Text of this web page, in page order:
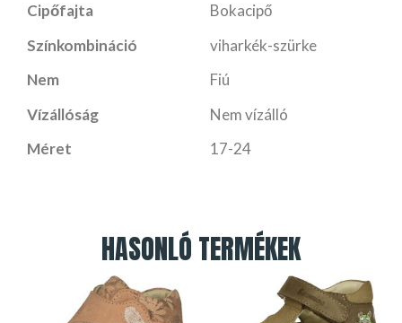
Cipőfajta
Bokacipő
Színkombináció
viharkék-szürke
Nem
Fiú
Vízállóság
Nem vízálló
Méret
17-24
HASONLÓ TERMÉKEK